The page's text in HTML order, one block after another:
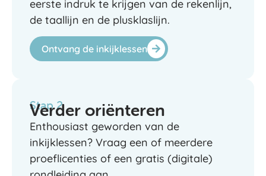
eerste indruk te krijgen van de rekenlijn,
de taallijn en de plusklaslijn.
Ontvang de inkijklessen
Stap 2
Verder oriënteren
Enthousiast geworden van de
inkijklessen? Vraag een of meerdere
proeflicenties of een gratis (digitale)